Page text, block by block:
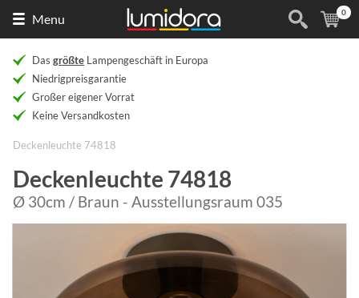
Menu (
0
Das größte Lampengeschäft in Europa
Niedrigpreisgarantie
Großer eigener Vorrat
Keine Versandkosten
Deckenleuchte 74818
Deckenleuchte 74818
Ø 30cm / Braun - Ausstellungsraum 035